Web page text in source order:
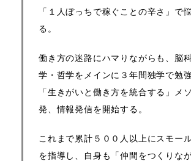
「１人ぼっちで稼ぐことの辛さ」で
る。
働き方の迷路にハマりながらも、脳
学・哲学をメインに３年間独学で勉強
「生きがいと働き方を統合する」メ
発、情報発信を開始する。
これまで累計５００人以上にスモー
を指導し、自身も「仲間をつくりな